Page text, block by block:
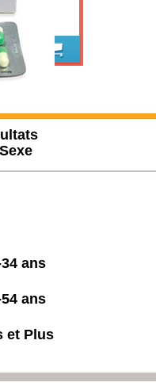
ans
ans
et Plus